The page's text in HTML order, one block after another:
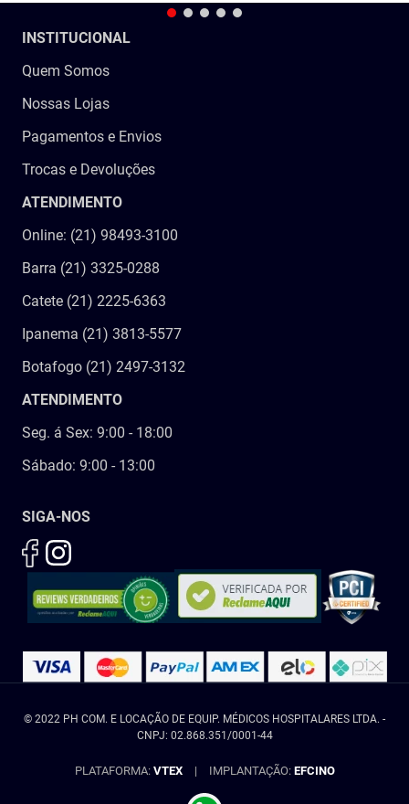
INSTITUCIONAL
Quem Somos
Nossas Lojas
Pagamentos e Envios
Trocas e Devoluções
ATENDIMENTO
Online: (21) 98493-3100
Barra (21) 3325-0288
Catete (21) 2225-6363
Ipanema (21) 3813-5577
Botafogo (21) 2497-3132
ATENDIMENTO
Seg. á Sex: 9:00 - 18:00
Sábado: 9:00 - 13:00
SIGA-NOS
© 2022 PH COM. E LOCAÇÃO DE EQUIP. MÉDICOS HOSPITALARES LTDA. -
CNPJ: 02.868.351/0001-44
PLATAFORMA: VTEX | IMPLANTAÇÃO: EFCINO